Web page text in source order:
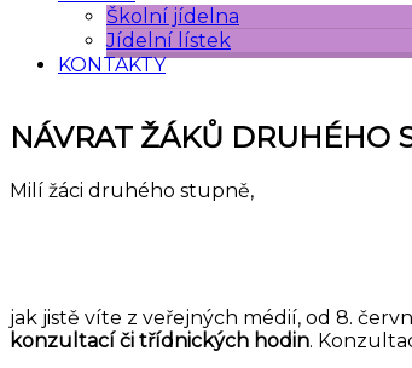
Školní jídelna
Jídelní lístek
KONTAKTY
NÁVRAT ŽÁKŮ DRUHÉHO
Milí žáci druhého stupně,
jak jistě víte z veřejných médií, od 8.
konzultací či třídnických hodin.